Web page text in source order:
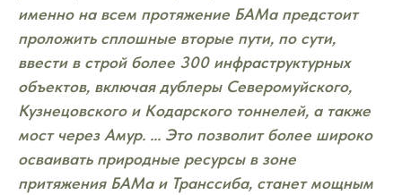
именно на всем протяжение БАМа предстоит
проложить сплошные вторые пути, по сути,
ввести в строй более 300 инфраструктурных
объектов, включая дублеры Северомуйского,
Кузнецовского и Кодарского тоннелей, а также
мост через Амур. ... Это позволит более широко
осваивать природные ресурсы в зоне
притяжения БАМа и Транссиба, станет мощным